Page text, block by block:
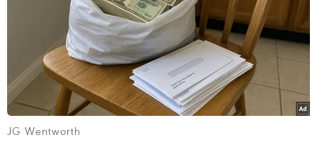
#Tổng thống Nga Vladimia Putin
#Chủ tịch Trung Quốc
#Tập Cận Bình
#Hội đàm trực tuyến
JG Wentworth